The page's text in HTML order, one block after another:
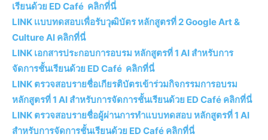
เรียนด้วย ED Café คลิกที่นี่
LINK เเบบทดสอบเพื่อรับวุฒิบัตร หลักสูตรที่ 2 Google Art &
Culture AI คลิกที่นี่
LINK เอกสารประกอบการอบรม หลักสูตรที่ 1 AI สำหรับการ
จัดการชั้นเรียนด้วย ED Café คลิกที่นี่
LINK ตรวจสอบรายชื่อเกียรติบัตรเข้าร่วมกิจกรรมการอบรม
หลักสูตรที่ 1 AI สำหรับการจัดการชั้นเรียนด้วย ED Café คลิกที่นี่
LINK ตรวจสอบรายชื่อผู้ผ่านการทำแบบทดสอบ หลักสูตรที่ 1 AI
สำหรับการจัดการชั้นเรียนด้วย ED Café คลิกที่นี่